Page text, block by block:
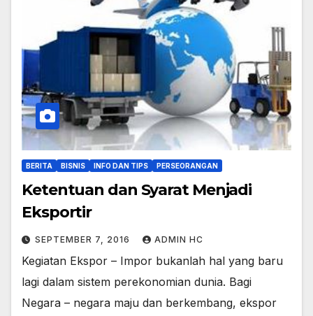
BERITA BISNIS INFO DAN TIPS PERSEORANGAN
Ketentuan dan Syarat Menjadi
Eksportir
SEPTEMBER 7, 2016 ADMIN HC
Kegiatan Ekspor – Impor bukanlah hal yang baru
lagi dalam sistem perekonomian dunia. Bagi
Negara – negara maju dan berkembang, ekspor